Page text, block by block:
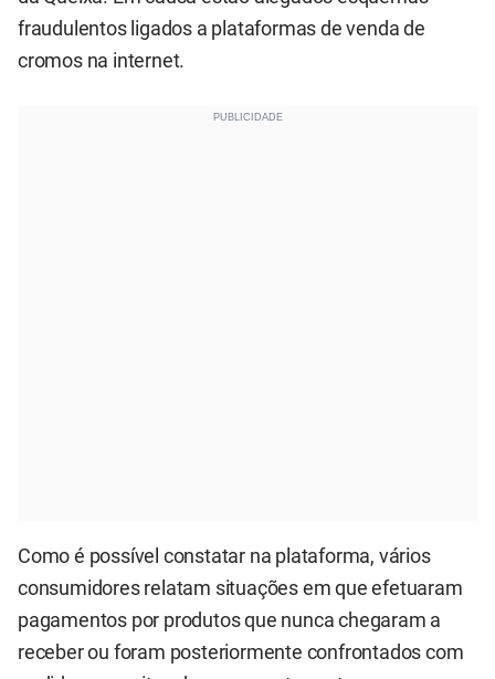
fraudulentos ligados a plataformas de venda de
cromos na internet.
Como é possível constatar na plataforma, vários
consumidores relatam situações em que efetuaram
pagamentos por produtos que nunca chegaram a
receber ou foram posteriormente confrontados com